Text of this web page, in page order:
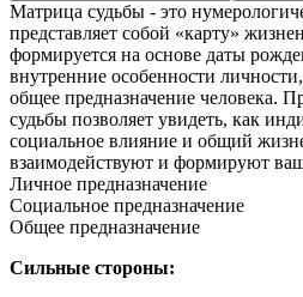
Матрица судьбы - это
представляет собой «карту»
формируется на основе даты
внутренние особенности
общее предназначение человека.
судьбы позволяет увидеть, как
социальное влияние и общий
взаимодействуют и формируют
Личное предназначение
Социальное предназначение
Общее предназначение
Сильные стороны: